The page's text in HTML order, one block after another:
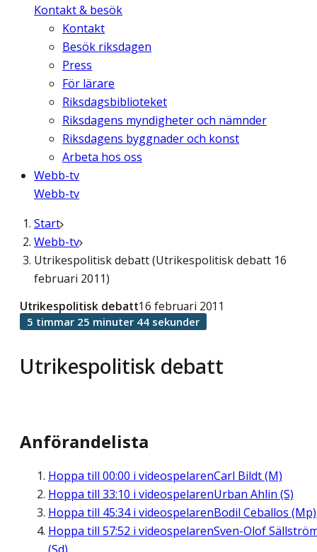
Kontakt & besök
Kontakt
Besök riksdagen
Press
För lärare
Riksdagsbiblioteket
Riksdagens myndigheter och nämnder
Riksdagens byggnader och konst
Arbeta hos oss
Webb-tv
Webb-tv
Start
Webb-tv
Utrikespolitisk debatt (Utrikespolitisk debatt 16
februari 2011)
Utrikespolitisk debatt
Utrikespolitisk debatt16 februari 2011
5 timmar 25 minuter 44 sekunder
Anförandelista
Hoppa till 00:00 i videospelarenCarl Bildt (M)
Hoppa till 33:10 i videospelarenUrban Ahlin (S)
Hoppa till 45:34i videospelarenBodil Ceballos (Mp)
Hoppa till 57:52 i videospelarenSven-Olof